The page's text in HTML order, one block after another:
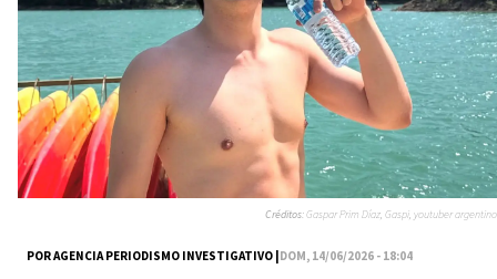
POR AGENCIA PERIODISMO INVESTIGATIVO |DOM, 14/06/2026 - 18:04
Créditos:Gaspar Prim Díaz, Gaspi, youtuber argentino